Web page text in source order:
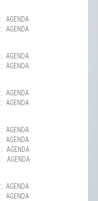
:: AGENDA
:: AGENDA
:: AGENDA
:: AGENDA
:: AGENDA
:: AGENDA
:: AGENDA
:: AGENDA
:: AGENDA
:: AGENDA
:: AGENDA
:: AGENDA